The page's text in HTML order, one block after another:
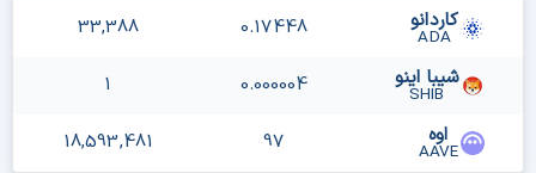
کاردانو
ADA
0.17448
33,388
شیبا اینو
SHIB
0.000004
1
اوه
AAVE
97
18,593,481